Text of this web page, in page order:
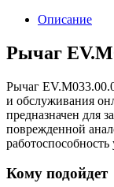
Описание
Рычаг
Рычаг
и обслуживания
предназначен для
поврежденной
Кому подойдет